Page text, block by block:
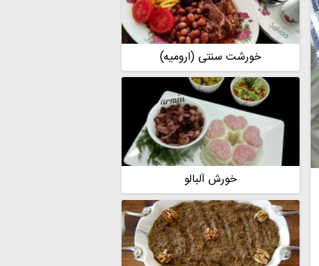
خورشت سنتی (ارومیه)
خورش آلبالو